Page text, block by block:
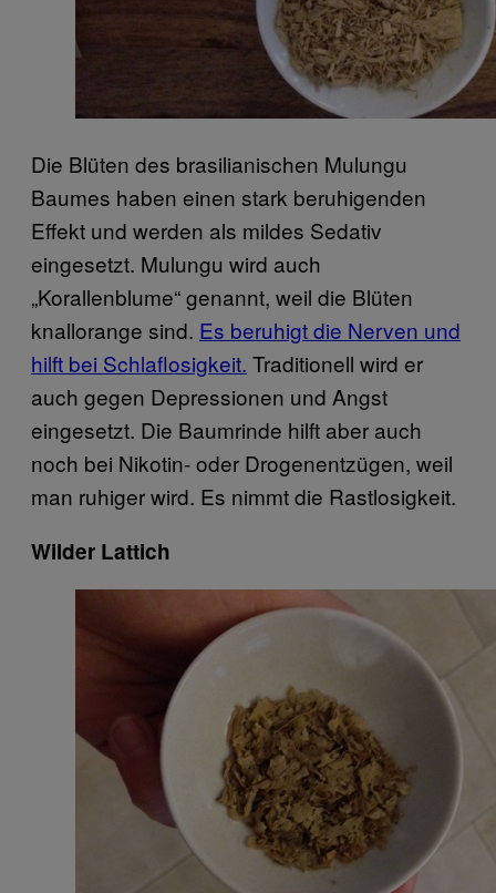
Die Blüten des brasilianischen Mulungu
Baumes haben einen stark beruhigenden
Effekt und werden als mildes Sedativ
eingesetzt. Mulungu wird auch
„Korallenblume“ genannt, weil die Blüten
knallorange sind. Es beruhigt die Nerven und
hilft bei Schlaflosigkeit. Traditionell wird er
auch gegen Depressionen und Angst
eingesetzt. Die Baumrinde hilft aber auch
noch bei Nikotin- oder Drogenentzügen, weil
man ruhiger wird. Es nimmt die Rastlosigkeit.
Wilder Lattich